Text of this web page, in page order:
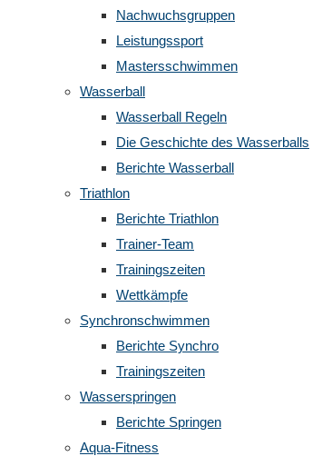
Nachwuchsgruppen
Leistungssport
Mastersschwimmen
Wasserball
Wasserball Regeln
Die Geschichte des Wasserballs
Berichte Wasserball
Triathlon
Berichte Triathlon
Trainer-Team
Trainingszeiten
Wettkämpfe
Synchronschwimmen
Berichte Synchro
Trainingszeiten
Wasserspringen
Berichte Springen
Aqua-Fitness